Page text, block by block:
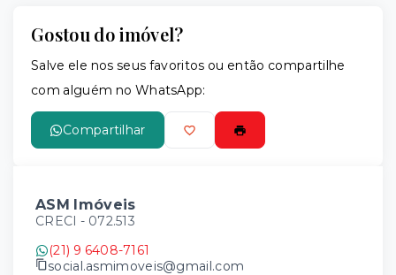
Gostou do imóvel?
Salve ele nos seus favoritos ou então compartilhe
com alguém no WhatsApp:
Compartilhar
ASM Imóveis
CRECI - 072.513
(21) 9 6408-7161
social.asmimoveis@gmail.com